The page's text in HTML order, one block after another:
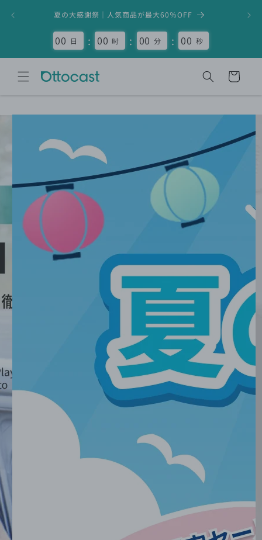
00 日 : 00 时 : 00 分 : 00 秒
夏の大感謝祭｜人気商品が最大60％OFF
カ
ー